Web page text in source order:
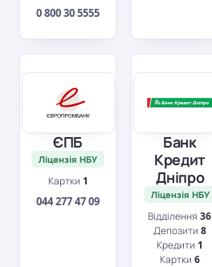
0 800 30 5555
ЄПБ
Ліцензія НБУ
Картки 1
044 277 47 09
Банк
Кредит
Дніпро
Ліцензія НБУ
Відділення36
Депозити 8
Кредити 1
Картки 6